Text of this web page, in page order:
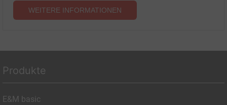
WEITERE INFORMATIONEN
Produkte
E&M basic